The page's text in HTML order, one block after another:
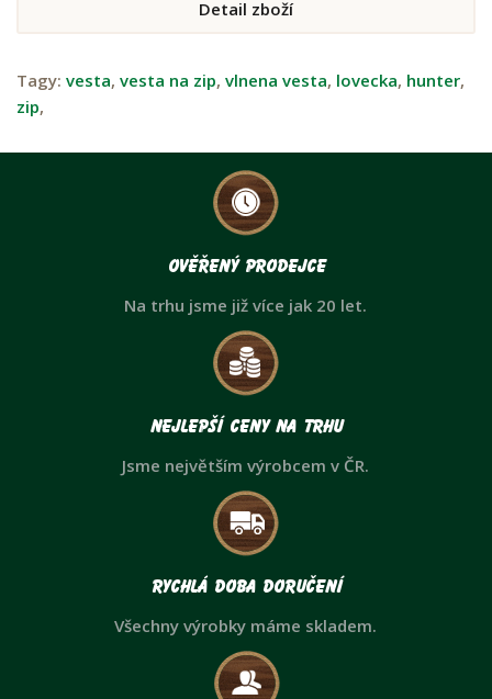
Detail zboží
Tagy: vesta, vesta na zip, vlnena vesta, lovecka, hunter,
zip,
Ověřený prodejce
Na trhu jsme již více jak 20 let.
Nejlepší ceny na trhu
Jsme největším výrobcem v ČR.
Rychlá doba doručení
Všechny výrobky máme skladem.